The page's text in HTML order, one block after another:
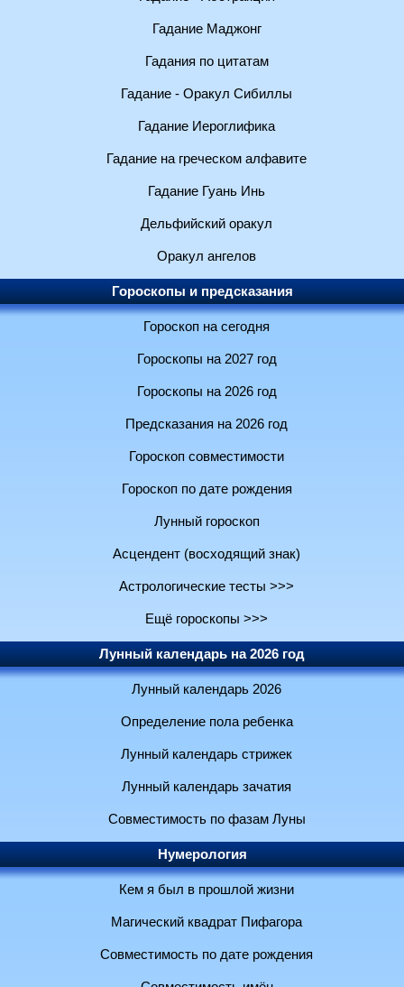
Гадание Маджонг
Гадания по цитатам
Гадание - Оракул Сибиллы
Гадание Иероглифика
Гадание на греческом алфавите
Гадание Гуань Инь
Дельфийский оракул
Оракул ангелов
Гороскопы и предсказания
Гороскоп на сегодня
Гороскопы на 2027 год
Гороскопы на 2026 год
Предсказания на 2026 год
Гороскоп совместимости
Гороскоп по дате рождения
Лунный гороскоп
Асцендент (восходящий знак)
Астрологические тесты >>>
Ещё гороскопы >>>
Лунный календарь на 2026 год
Лунный календарь 2026
Определение пола ребенка
Лунный календарь стрижек
Лунный календарь зачатия
Совместимость по фазам Луны
Нумерология
Кем я был в прошлой жизни
Магический квадрат Пифагора
Совместимость по дате рождения